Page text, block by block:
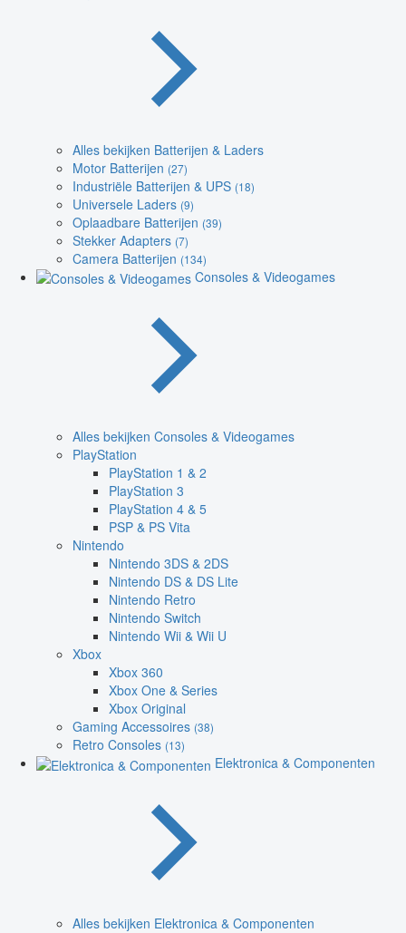
Alles bekijken Batterijen & Laders
Motor Batterijen (27)
Industriële Batterijen & UPS (18)
Universele Laders (9)
Oplaadbare Batterijen (39)
Stekker Adapters (7)
Camera Batterijen (134)
Consoles & Videogames
Alles bekijken Consoles & Videogames
PlayStation
PlayStation 1 & 2
PlayStation 3
PlayStation 4 & 5
PSP & PS Vita
Nintendo
Nintendo 3DS & 2DS
Nintendo DS & DS Lite
Nintendo Retro
Nintendo Switch
Nintendo Wii & Wii U
Xbox
Xbox 360
Xbox One & Series
Xbox Original
Gaming Accessoires (38)
Retro Consoles (13)
Elektronica & Componenten
Alles bekijken Elektronica & Componenten